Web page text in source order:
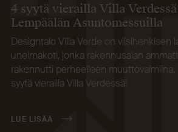
4 syytä vierailla Villa Verdessä
Lempäälän Asuntomessuilla
Designtalo Villa Verde on viisihenkisen
unelmakoti, jonka rakennusalan
rakennutti perheelleen
syytä vierailla Villa Verdessä!
LUE LISÄÄ